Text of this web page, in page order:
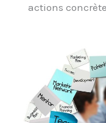
actions